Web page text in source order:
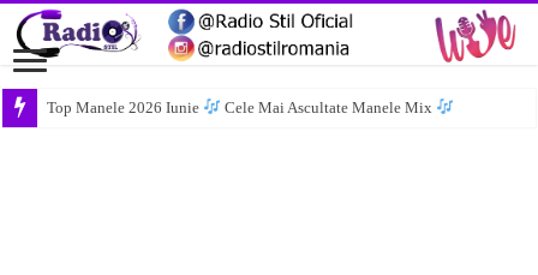
Top Manele 2026 Iunie Cele Mai Ascultate Manele Mix